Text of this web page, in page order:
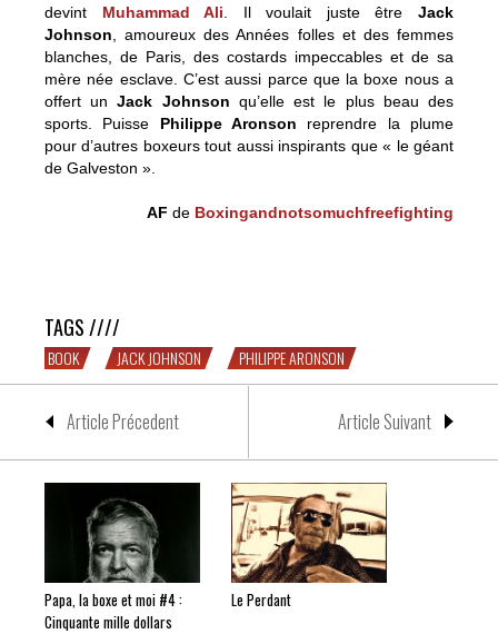
devint Muhammad Ali . Il voulait juste êtreJack
Johnson , amoureux des Années folles et des femmes
blanches, de Paris, des costards impeccables et de sa
mère née esclave. C’est aussi parce que la boxe nous a
offert unJack Johnson qu’elle est le plus beau des
sports. Puisse Philippe Aronson reprendre la plume
pour d’autres boxeurs tout aussi inspirants que « le géant
de Galveston ».
AF de Boxingandnotsomuchfreefighting
TAGS ////
BOOK JACK JOHNSON PHILIPPE ARONSON
Article Précedent Article Suivant
Papa, la boxe et moi #4 :
Cinquante mille dollars
Le Perdant